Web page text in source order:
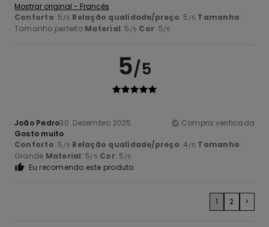
Mostrar original - Francês
Conforto: 5 /5 Relação qualidade/preço: 5 /5 Tamanho:
Tamanho perfeito Material: 5 /5 Cor: 5/5
5/5
João Pedro30. Dezembro 2025
Compra verificada
Gosto muito
Conforto: 5 /5 Relação qualidade/preço: 4 /5 Tamanho:
Grande Material: 5/5 Cor: 5 /5
Eu recomendo este produto
1 2 >